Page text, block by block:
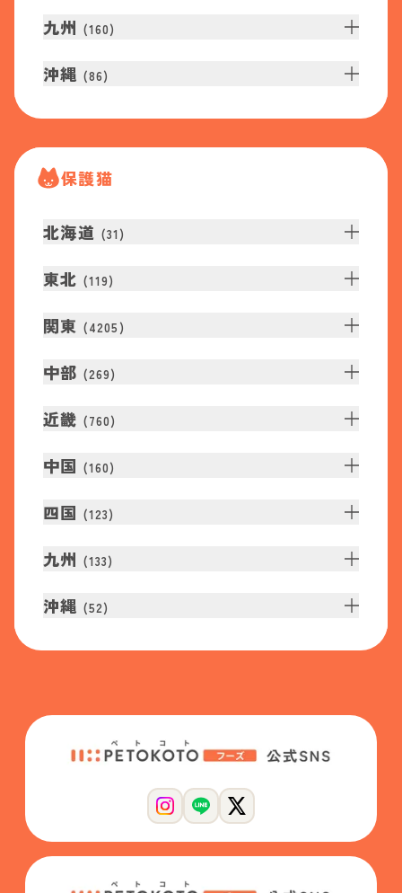
九州 (160)
沖縄 (86)
保護猫
北海道 (31 )
東北 (119)
関東 (4205 )
中部 (269)
近畿 (760)
中国 (160)
四国 (123)
九州 (133)
沖縄 (52)